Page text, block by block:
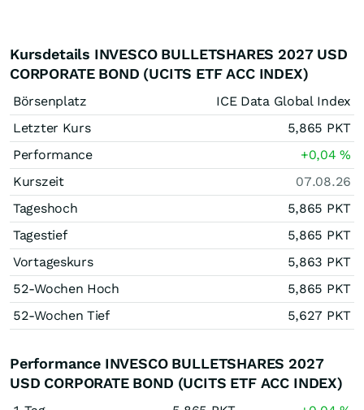
Kursdetails INVESCO BULLETSHARES 2027 USD
CORPORATE BOND (UCITS ETF ACC INDEX)
Börsenplatz
ICE Data Global Index
Letzter Kurs
5,865 PKT
Performance
+0,04%
Kurszeit
07.08.26
Tageshoch
5,865 PKT
Tagestief
5,865 PKT
Vortageskurs
5,863 PKT
52-Wochen Hoch
5,865 PKT
52-Wochen Tief
5,627 PKT
Performance INVESCO BULLETSHARES 2027
USD CORPORATE BOND (UCITS ETF ACC INDEX)